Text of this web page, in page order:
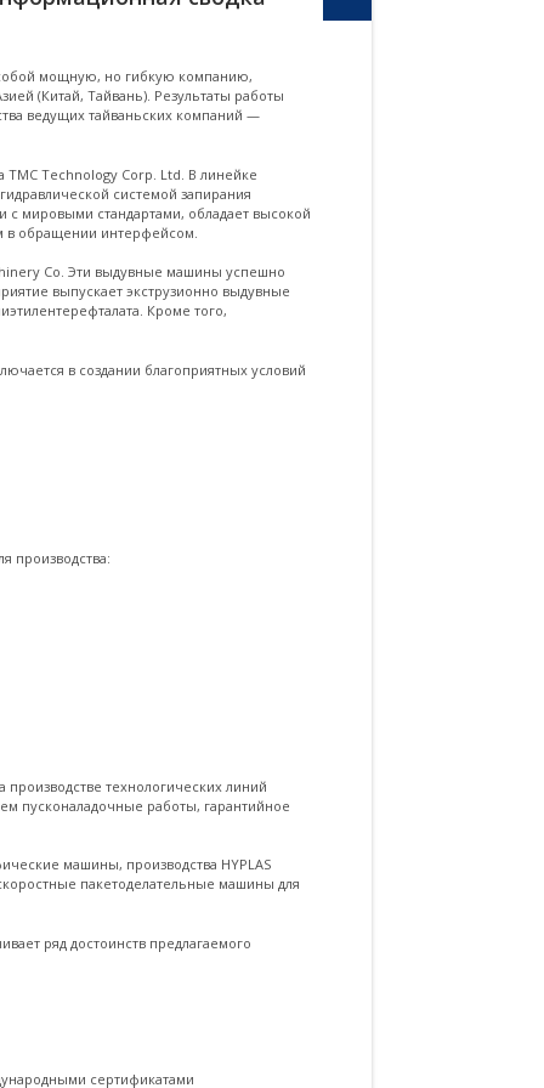
повышенными требованиями
собой мощную, но гибкую компанию,
(Китай, Тайвань). Результаты работы
ведущих тайваньских компаний —
ТМС Technology Corp. Ltd. В линейке
системой запирания
с мировыми стандартами, обладает высокой
в обращении интерфейсом.
Co. Эти выдувные машины успешно
выпускает экструзионно выдувные
Кроме того,
в создании благоприятных условий
производства:
технологических линий
пусконаладочные работы, гарантийное
машины, производства HYPLAS
пакетоделательные машины для
ряд достоинств предлагаемого
сертификатами